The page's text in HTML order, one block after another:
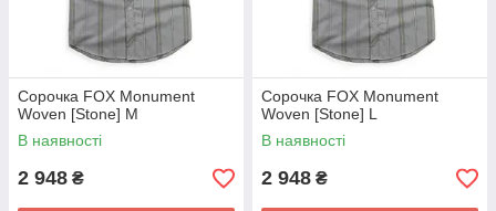
Сорочка FOX Monument
Woven [Stone] M
В наявності
2 948 ₴
Сорочка FOX Monument
Woven [Stone] L
В наявності
2 948 ₴